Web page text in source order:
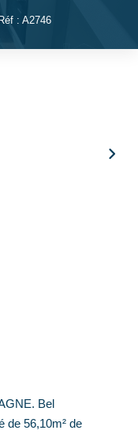
: A2746
Bel
de 56,10m² de